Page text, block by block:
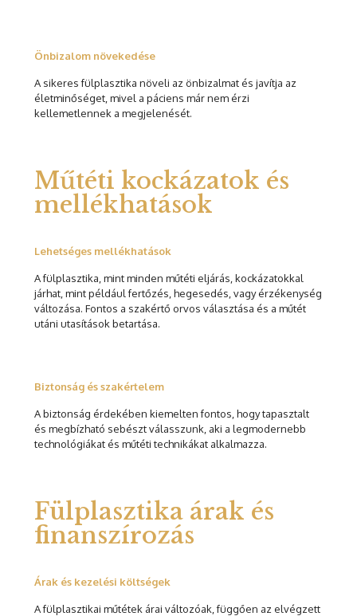
Önbizalom növekedése
A sikeres fülplasztika növeli az önbizalmat és javítja az
életminőséget, mivel a páciens már nem érzi
kellemetlennek a megjelenését.
Műtéti kockázatok és
mellékhatások
Lehetséges mellékhatások
A fülplasztika, mint minden műtéti eljárás, kockázatokkal
járhat, mint például fertőzés, hegesedés, vagy érzékenység
változása. Fontos a szakértő orvos választása és a műtét
utáni utasítások betartása.
Biztonság és szakértelem
A biztonság érdekében kiemelten fontos, hogy tapasztalt
és megbízható sebészt válasszunk, aki a legmodernebb
technológiákat és műtéti technikákat alkalmazza.
Fülplasztika árak és
finanszírozás
Árak és kezelési költségek
A fülplasztikai műtétek árai változóak, függően az elvégzett